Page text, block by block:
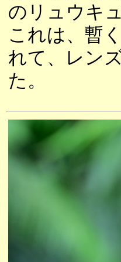
のリュウキ
これは、暫
れて、レン
た。